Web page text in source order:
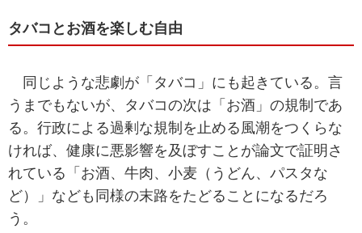
タバコとお酒を楽しむ自由
同じような悲劇が「タバコ」にも起きている。言
うまでもないが、タバコの次は「お酒」の規制であ
る。行政による過剰な規制を止める風潮をつくらな
ければ、健康に悪影響を及ぼすことが論文で証明さ
れている「お酒、牛肉、小麦（うどん、パスタな
ど）」なども同様の末路をたどることになるだろ
う。